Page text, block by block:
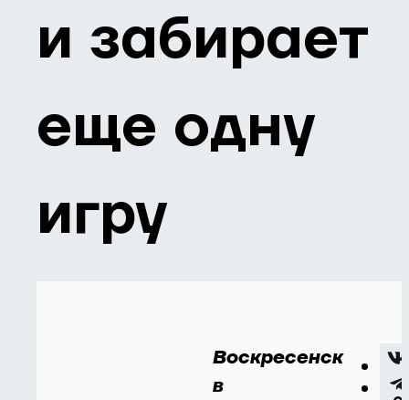
и забирает
еще одну
игру
Воскресенск
в